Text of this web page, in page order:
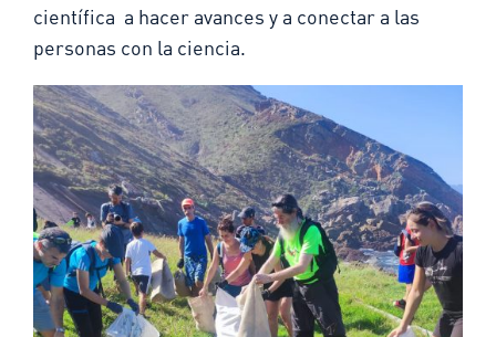
científica a hacer avances y a conectar a las
personas con la ciencia.